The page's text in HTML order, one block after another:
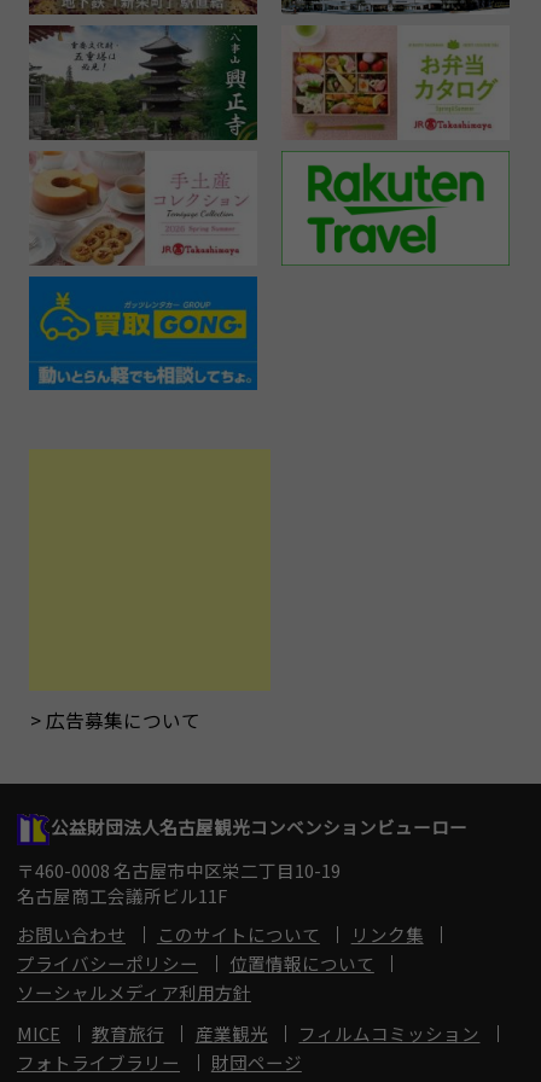
広告募集について
公益財団法人名古屋観光コンベンションビューロー
〒460-0008 名古屋市中区栄二丁目10-19
名古屋商工会議所ビル11F
お問い合わせ
このサイトについて
リンク集
プライバシーポリシー
位置情報について
ソーシャルメディア利用方針
MICE
教育旅行 産業観光
フィルムコミッション
フォトライブラリー
財団ページ